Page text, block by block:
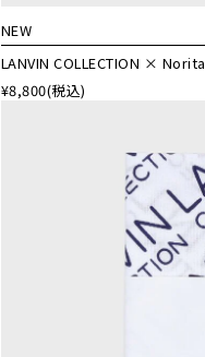
NEW
LANVIN COLLECTION ×
¥8,800(税込)